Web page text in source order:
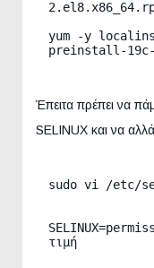
yum -y
Έπειτα πρέπει να
SELINUX και να
sudo vi /etc/
τιμή